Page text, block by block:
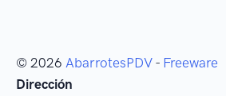
© 2026 AbarrotesPDV - Freeware
Dirección